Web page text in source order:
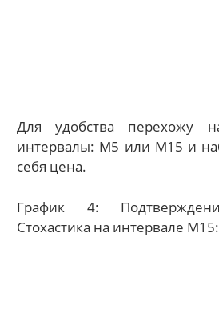
Для удобства перехожу
интервалы: M5 или M15 и
себя цена.
График 4:
Стохастика на интервале M15: